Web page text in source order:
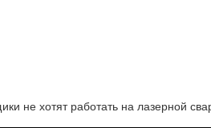
не хотят работать на лазерной